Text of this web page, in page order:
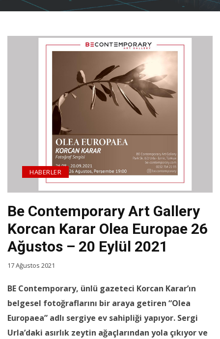
Be Contemporary Art Gallery
Korcan Karar Olea Europae 26
Ağustos – 20 Eylül 2021
HABERLER
17 Ağustos 2021
BE Contemporary, ünlü gazeteci Korcan Karar’ın
belgesel fotoğraflarını bir araya getiren “Olea
Europaea” adlı sergiye ev sahipliği yapıyor. Sergi
Urla’daki asırlık zeytin ağaçlarından yola çıkıyor ve